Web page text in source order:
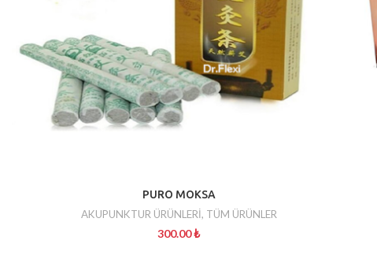
PURO MOKSA
AKUPUNKTUR ÜRÜNLERİ, TÜM ÜRÜNLER
300.00₺